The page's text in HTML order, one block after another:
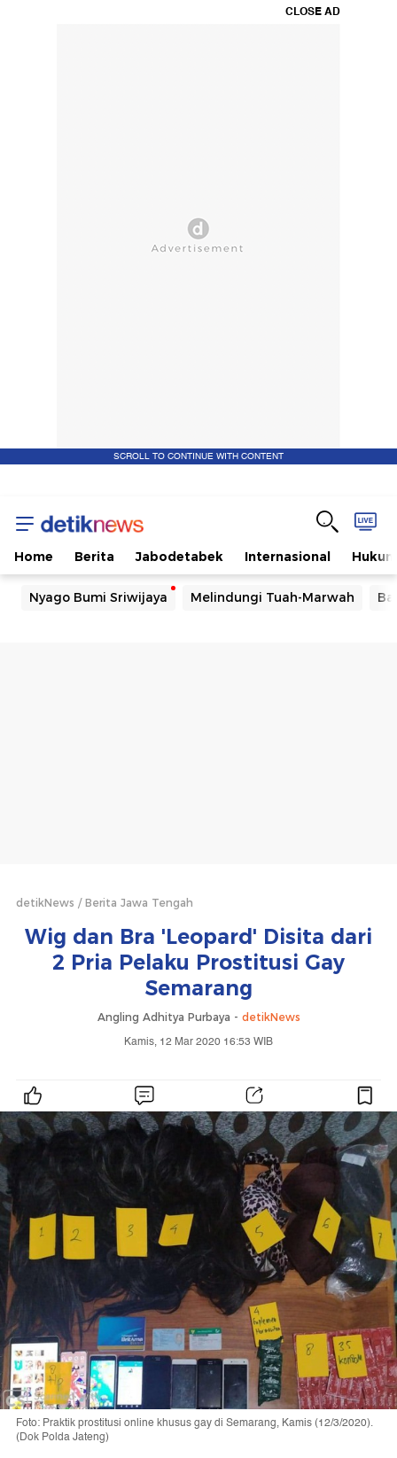
CLOSE AD
SCROLL TO CONTINUE WITH CONTENT
Home Berita Jabodetabek Internasional Hukum
Nyago Bumi Sriwijaya Melindungi Tuah-Marwah
detikNews Berita Jawa Tengah
Wig dan Bra 'Leopard' Disita dari
2 Pria Pelaku Prostitusi Gay
Semarang
Angling Adhitya Purbaya - detikNews
Kamis, 12 Mar 2020 16:53 WIB
Foto: Praktik prostitusi online khusus gay di Semarang, Kamis (12/3/2020).
(Dok Polda Jateng)